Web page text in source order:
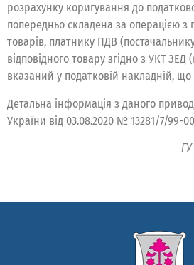
розрахунку коригування до
попередньо складена за операцією з
товарів, платнику ПДВ
відповідного товару згідно з УКТ ЗЕД
вказаний у податковій накладній, що
Детальна інформація з даного
України від 03.08.2020 № 13281/7/99-